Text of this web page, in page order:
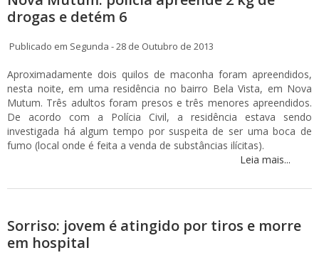
drogas e detém 6
Publicado em Segunda - 28 de Outubro de 2013
Aproximadamente dois quilos de maconha foram apreendidos,
nesta noite, em uma residência no bairro Bela Vista, em Nova
Mutum. Três adultos foram presos e três menores apreendidos.
De acordo com a Polícia Civil, a residência estava sendo
investigada há algum tempo por suspeita de ser uma boca de
fumo (local onde é feita a venda de substâncias ilícitas).
Leia mais...
Sorriso: jovem é atingido por tiros e morre
em hospital